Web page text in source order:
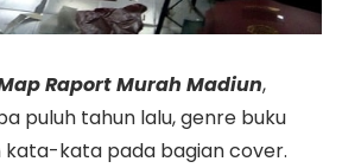
Raport Murah Madiun,
puluh tahun lalu, genre buku
kata-kata pada bagian cover.